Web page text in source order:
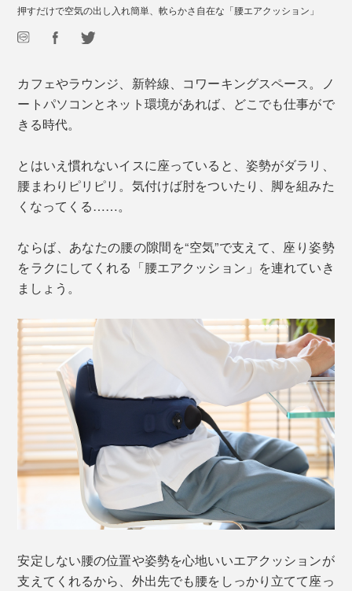
押すだけで空気の出し入れ簡単、軟らかさ自在な「腰エアクッション」
カフェやラウンジ、新幹線、コワーキングスペース。ノ
ートパソコンとネット環境があれば、どこでも仕事がで
きる時代。
とはいえ慣れないイスに座っていると、姿勢がダラリ、
腰まわりピリピリ。気付けば肘をついたり、脚を組みた
くなってくる……。
ならば、あなたの腰の隙間を“空気”で支えて、座り姿勢
をラクにしてくれる「腰エアクッション」を連れていき
ましょう。
安定しない腰の位置や姿勢を心地いいエアクッションが
支えてくれるから、外出先でも腰をしっかり立てて座っ